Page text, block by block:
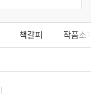
책갈피 작품소